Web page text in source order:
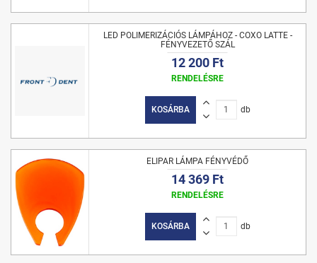
LED POLIMERIZÁCIÓS LÁMPÁHOZ - COXO LATTE -
FÉNYVEZETŐ SZÁL
12 200 Ft
RENDELÉSRE
KOSÁRBA db
ELIPAR LÁMPA FÉNYVÉDŐ
14 369 Ft
RENDELÉSRE
KOSÁRBA db